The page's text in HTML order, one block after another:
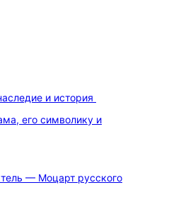
и история
его символику и